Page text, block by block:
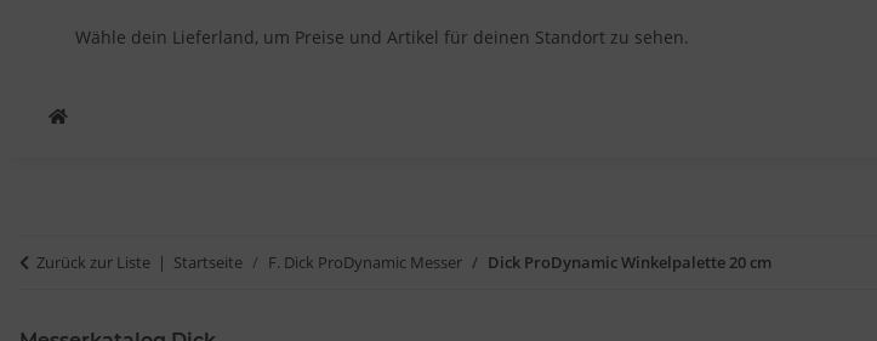
Wähle dein Lieferland, um Preise und Artikel für deinen Standort zu sehen.
Zurück zur Liste Startseite F. Dick ProDynamic Messer Dick ProDynamic Winkelpalette 20 cm